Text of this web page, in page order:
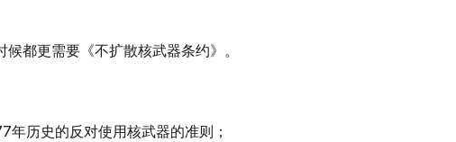
都更需要《不扩散核武器条约》。
历史的反对使用核武器的准则；